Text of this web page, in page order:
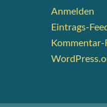
Anmelden
Eintrags-
Kommentar-